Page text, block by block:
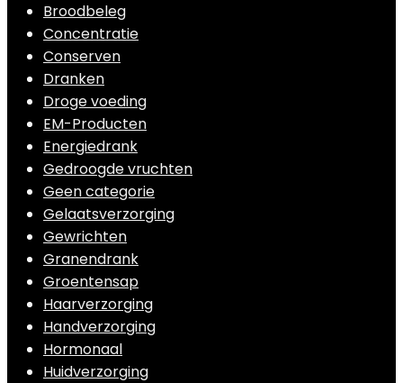
Broodbeleg
Concentratie
Conserven
Dranken
Droge voeding
EM-Producten
Energiedrank
Gedroogde vruchten
Geen categorie
Gelaatsverzorging
Gewrichten
Granendrank
Groentensap
Haarverzorging
Handverzorging
Hormonaal
Huidverzorging